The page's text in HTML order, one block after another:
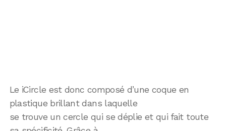
Le iCircle est donc composé d’une coque en
plastique brillant dans laquelle
se trouve un cercle qui se déplie et qui fait toute